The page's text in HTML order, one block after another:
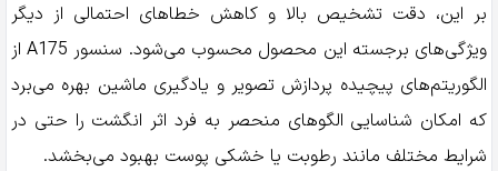
بر این، دقت تشخیص بالا و کاهش خطاهای احتمالی از دیگر
ویژگی‌های برجسته این محصول محسوب می‌شود. سنسور A175 از
الگوریتم‌های پیچیده پردازش تصویر و یادگیری ماشین بهره می‌برد
که امکان شناسایی الگوهای منحصر به فرد اثر انگشت را حتی در
شرایط مختلف مانند رطوبت یا خشکی پوست بهبود می‌بخشد.